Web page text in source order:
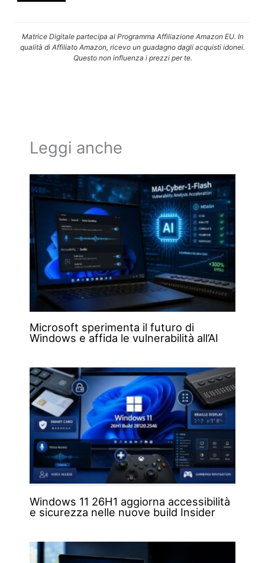
Matrice Digitale partecipa al Programma Affiliazione Amazon EU. In
qualità di Affiliato Amazon, ricevo un guadagno dagli acquisti idonei.
Questo non influenza i prezzi per te.
Leggi anche
Microsoft sperimenta il futuro di
Windows e affida le vulnerabilità all’AI
Windows 11 26H1 aggiorna accessibilità
e sicurezza nelle nuove build Insider